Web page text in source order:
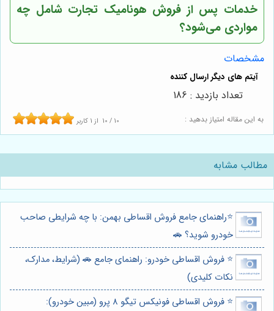
خدمات پس از فروش هونامیک تجارت شامل چه
مواردی می‌شود؟
مشخصات
به این مقاله امتیاز بدهید : 10 / 10 از 1 کاربر
تعداد بازدید : 186
مطالب مشابه
⭐️راهنمای جامع فروش اقساطی بهمن: با چه شرایطی صاحب
خودرو شوید؟ 🚗
⭐️ فروش اقساطی خودرو: راهنمای جامع 🚗 (شرایط، مدارک،
نکات کلیدی)
⭐️ فروش اقساطی فونیکس تیگو 8 پرو (مبین خودرو):